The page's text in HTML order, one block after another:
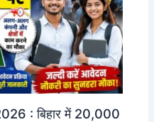
: बिहार में 20,000